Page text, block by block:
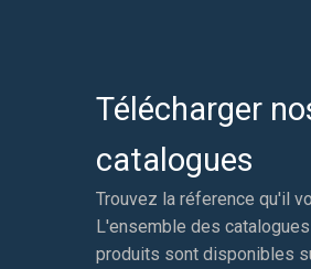
Télécharger
catalogues
Trouvez la réference qu'il
L'ensemble des
produits sont disponibles